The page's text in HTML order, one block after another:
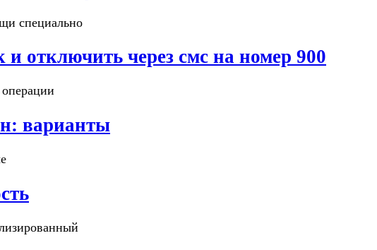
специально
отключить через смс на номер 900
варианты